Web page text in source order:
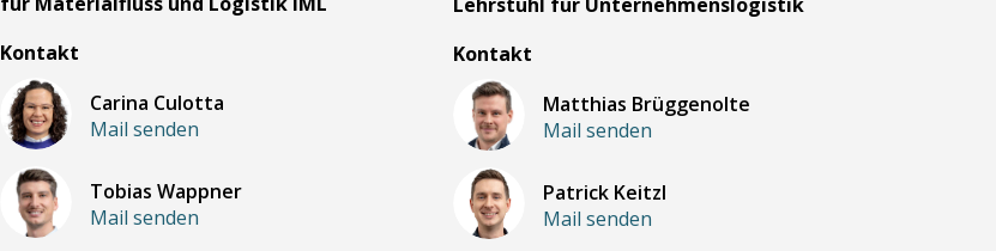
Kontakt
Carina Culotta
Mail senden
Tobias Wappner
Mail senden
Kontakt
Matthias Brüggenolte
Mail senden
Patrick Keitzl
Mail senden